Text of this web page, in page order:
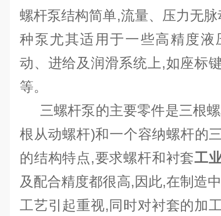
螺杆泵结构简单,流量、压力无
种泵尤其适用于一些高精度液
动、进给及润滑系统上,如座标
等。
三螺杆泵的主要零件是三根
根从动螺杆)和一个容纳螺杆的
的结构特点,要求螺杆和衬套工
及配合精度都很高,因此,在制造
工艺引起重视,同时对衬套的加